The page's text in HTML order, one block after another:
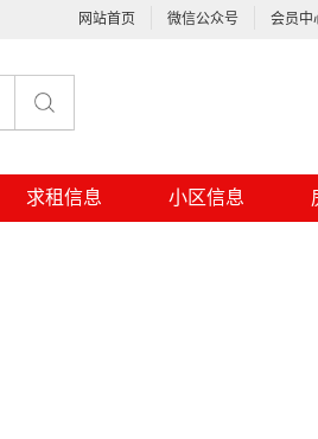
网站首页 微信公众号 会员中
求租信息 小区信息